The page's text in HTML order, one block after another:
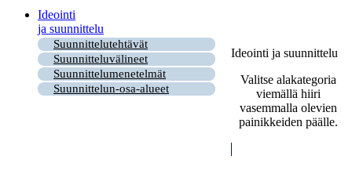
Ideointi
ja suunnittelu
Suunnittelutehtävät
Suunnitteluvälineet
Suunnittelumenetelmät
Suunnittelun-osa-alueet
Ideointi ja suunnittelu
Valitse alakategoria
viemällä hiiri
vasemmalla olevien
painikkeiden päälle.